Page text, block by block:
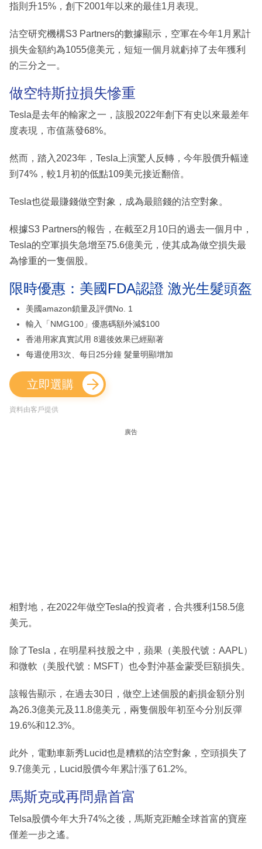
指則升15%，創下2001年以來的最佳1月表現。
沽空研究機構S3 Partners的數據顯示，空軍在今年1月累計
損失金額約為1055億美元，短短一個月就虧掉了去年獲利
的三分之一。
做空特斯拉損失慘重
Tesla是去年的輸家之一，該股2022年創下有史以來最差年
度表現，市值蒸發68%。
然而，踏入2023年，Tesla上演驚人反轉，今年股價升幅達
到74%，較1月初的低點109美元接近翻倍。
Tesla也從最賺錢做空對象，成為最賠錢的沽空對象。
根據S3 Partners的報告，在截至2月10日的過去一個月中，
Tesla的空軍損失急增至75.6億美元，使其成為做空損失最
為慘重的一隻個股。
限時優惠：美國FDA認證 激光生髮頭盔
美國amazon鎖量及評價No. 1
輸入「NMG100」優惠碼額外減$100
香港用家真實試用 8週後效果已經顯著
每週使用3次、每日25分鐘 髮量明顯增加
立即選購
資料由客戶提供
廣告
相對地，在2022年做空Tesla的投資者，合共獲利158.5億
美元。
除了Tesla，在明星科技股之中，蘋果（美股代號：AAPL）
和微軟（美股代號：MSFT）也令對沖基金蒙受巨額損失。
該報告顯示，在過去30日，做空上述個股的虧損金額分別
為26.3億美元及11.8億美元，兩隻個股年初至今分別反彈
19.6%和12.3%。
此外，電動車新秀Lucid也是糟糕的沽空對象，空頭損失了
9.7億美元，Lucid股價今年累計漲了61.2%。
馬斯克或再問鼎首富
Telsa股價今年大升74%之後，馬斯克距離全球首富的寶座
僅差一步之遙。